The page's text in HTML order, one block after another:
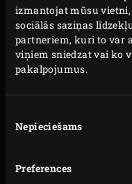
izmantojat mūsu
sociālās saziņas
partneriem, kuri to var
viņiem sniedzat vai ko
pakalpojumus.
izvēle
Nepieciešams
Preferences